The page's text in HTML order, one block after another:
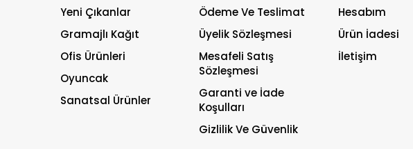
Yeni Çıkanlar
Gramajlı Kağıt
Ofis Ürünleri
Oyuncak
Sanatsal Ürünler
Ödeme Ve Teslimat
Üyelik Sözleşmesi
Mesafeli Satış
Sözleşmesi
Garanti ve İade
Koşulları
Gizlilik Ve Güvenlik
Hesabım
Ürün İadesi
İletişim